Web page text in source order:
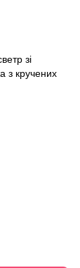
зі
з кручених